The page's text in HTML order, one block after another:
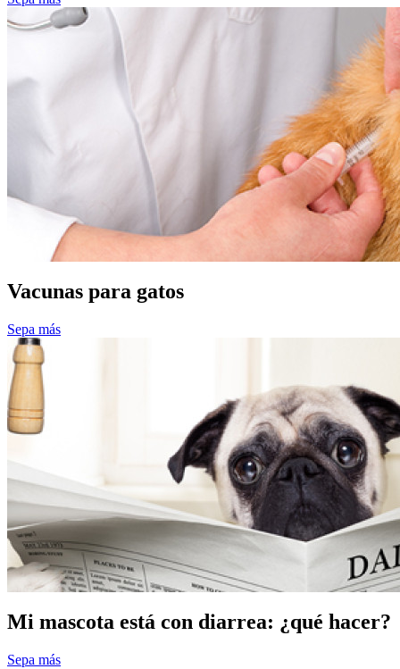
Vacunas para gatos
Sepa más
Mi mascota está con diarrea: ¿qué hacer?
Sepa más